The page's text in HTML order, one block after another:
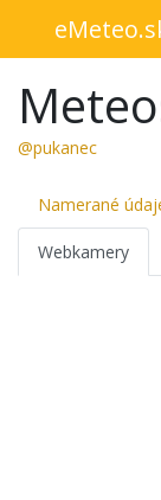
@pukanec
Namerané
Webkamery